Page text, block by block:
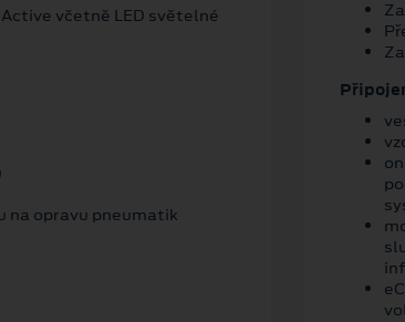
včetně LED světelné
na opravu pneumatik